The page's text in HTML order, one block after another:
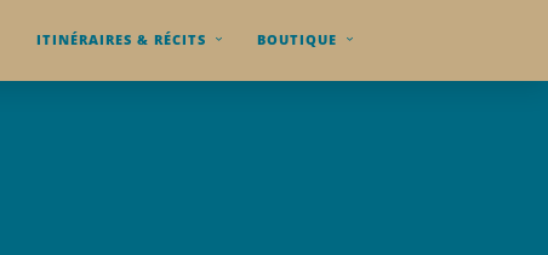
ITINÉRAIRES & RÉCITS BOUTIQUE